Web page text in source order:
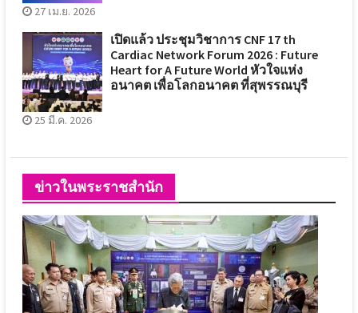
27 เม.ย. 2026
เปิดแล้ว ประชุมวิชาการ CNF 17 th
Cardiac Network Forum 2026 : Future
Heart for A Future World หัวใจแห่ง
อนาคต เพื่อโลกอนาคต ที่สุพรรณบุรี
25 มี.ค. 2026
ข่าวในพระราชสำนัก